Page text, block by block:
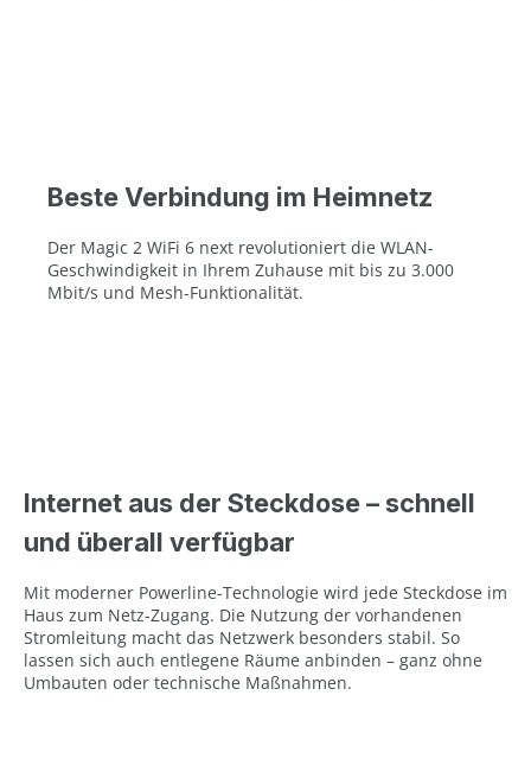
Beste Verbindung im Heimnetz
Der Magic 2 WiFi 6 next revolutioniert die WLAN-
Geschwindigkeit in Ihrem Zuhause mit bis zu 3.000
Mbit/s und Mesh-Funktionalität.
Internet aus der Steckdose – schnell
und überall verfügbar
Mit moderner Powerline-Technologie wird jede Steckdose im
Haus zum Netz-Zugang. Die Nutzung der vorhandenen
Stromleitung macht das Netzwerk besonders stabil. So
lassen sich auch entlegene Räume anbinden – ganz ohne
Umbauten oder technische Maßnahmen.